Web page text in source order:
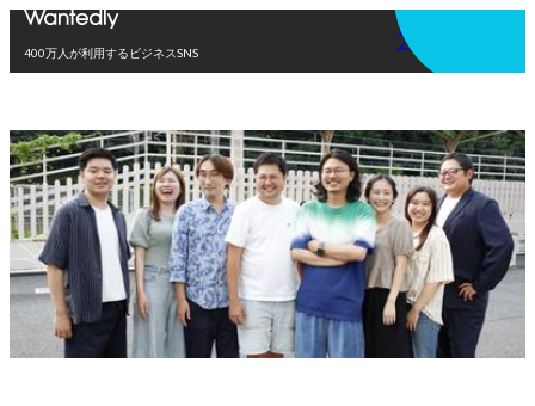
400万人が利用するビジネスSNS
アプリを使う